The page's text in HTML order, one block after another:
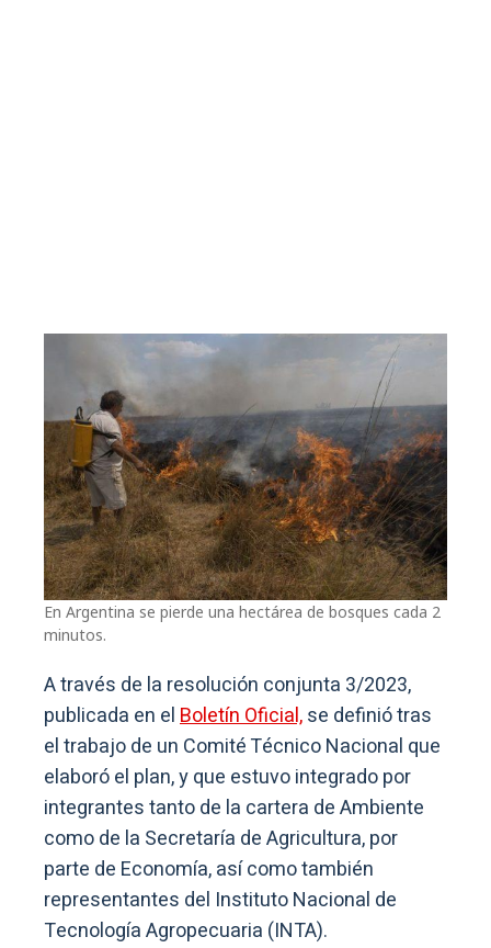
En Argentina se pierde una hectárea de bosques cada 2
minutos.
A través de la resolución conjunta 3/2023,
publicada en elBoletín Oficial,se definió tras
el trabajo de un Comité Técnico Nacional que
elaboró el plan, y que estuvo integrado por
integrantes tanto de la cartera de Ambiente
como de la Secretaría de Agricultura, por
parte de Economía, así como también
representantes del Instituto Nacional de
Tecnología Agropecuaria (INTA).